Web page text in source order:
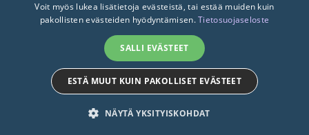
© 2026 STTK. Made with ❤ byAvoin.Systems
SWEDISH
Voit myös lukea lisätietoja evästeistä, tai estää muiden kuin
pakollisten evästeiden hyödyntämisen.Tietosuojaseloste
SALLI EVÄSTEET
ESTÄ MUUT KUIN PAKOLLISET EVÄSTEET
NÄYTÄ YKSITYISKOHDAT